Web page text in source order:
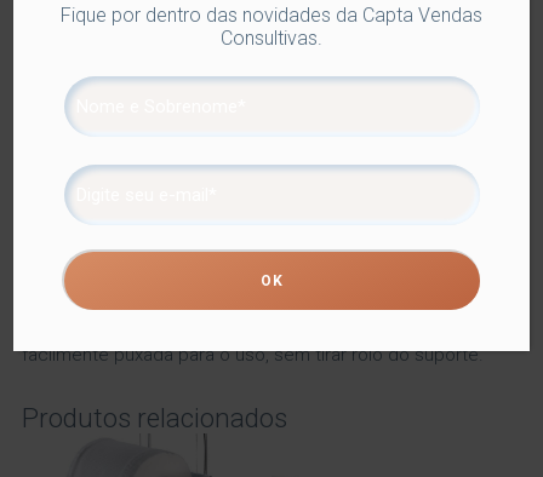
capta comercial,future,utilidades domesticas
Descrição
Fabricado em plástico, o Suporte para Rolo de Papel
Toalha tem detalhe em aço piatina cromado (aço em
formato achatado) na base. Além disso, conta como uma
alça para facilitar o transporte da cozinha até a mesa. A
facilmente puxada para o uso, sem tirar rolo do suporte.
Produtos relacionados
Fique por dentro das novidades da Capta Vendas
Consultivas.